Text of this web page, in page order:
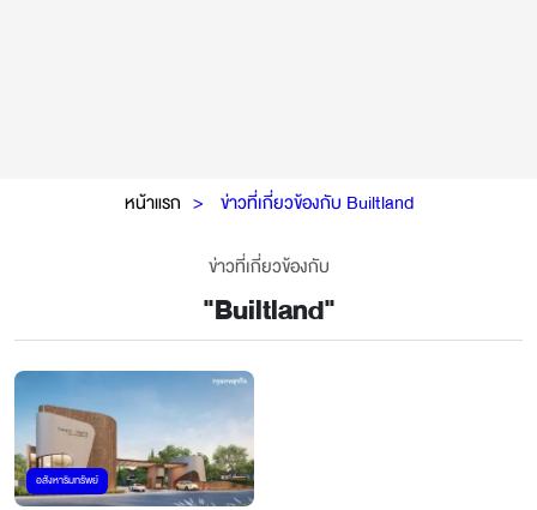
หน้าแรก ข่าวที่เกี่ยวข้องกับ Builtland
ข่าวที่เกี่ยวข้องกับ
"Builtland"
อสังหาริมทรัพย์